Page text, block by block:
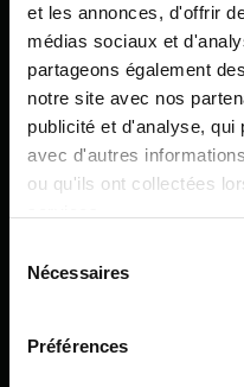
et les annonces, d'offrir
médias sociaux et
partageons également
notre site avec nos
publicité et d'analyse,
avec d'autres
ou qu'ils ont collectées
Nécessaires
Préférences